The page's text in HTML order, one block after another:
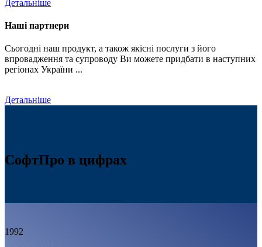
Детальніше
Наші партнери
Сьогодні наш продукт, а також якісні послуги з його
впровадження та супроводу Ви можете придбати в наступних
регіонах України ...
Детальніше
СофтПро в цифрах
1992